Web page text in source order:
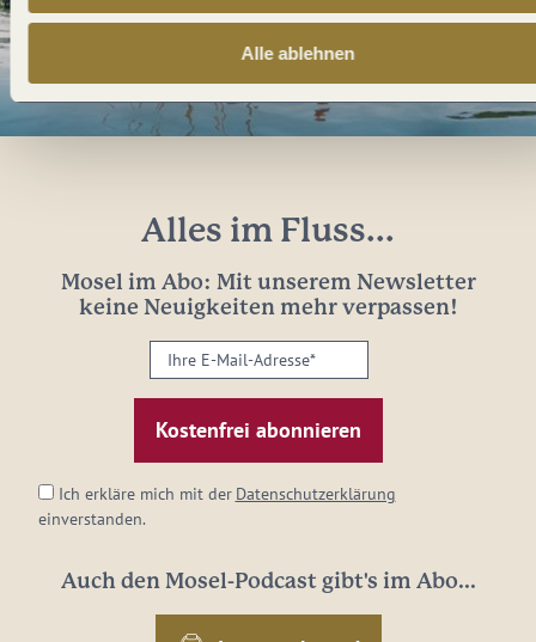
Alle ablehnen
Alles im Fluss...
Mosel im Abo: Mit unserem Newsletter
keine Neuigkeiten mehr verpassen!
Ihre
E-
Mail-
Adresse:
Ich erkläre mich mit der Datenschutzerklärung
einverstanden.
Auch den Mosel-Podcast gibt's im Abo...